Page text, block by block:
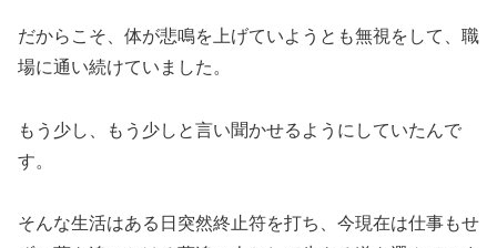
だからこそ、体が悲鳴を上げていようとも無視をして、職
場に通い続けていました。
もう少し、もう少しと言い聞かせるようにしていたんで
す。
そんな生活はある日突然終止符を打ち、今現在は仕事もせ